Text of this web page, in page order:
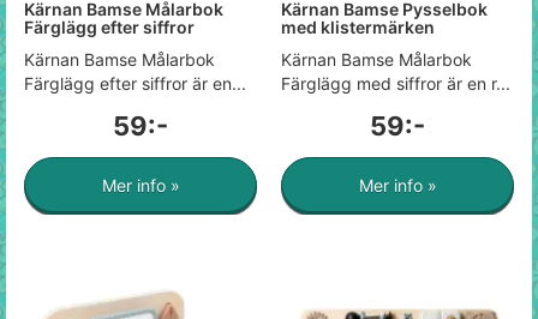
Kärnan Bamse Målarbok
Färglägg efter siffror
Kärnan Bamse Målarbok
Färglägg efter siffror är en...
59:-
Mer info »
Kärnan Bamse Pysselbok
med klistermärken
Kärnan Bamse Målarbok
Färglägg med siffror är en r...
59:-
Mer info »